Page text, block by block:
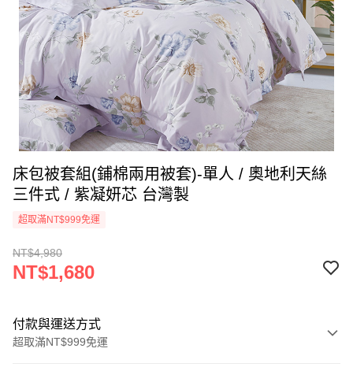
床包被套組(鋪棉兩用被套)-單人 / 奧地利天絲
三件式 / 紫凝妍芯 台灣製
超取滿NT$999免運
NT$4,980
NT$1,680
付款與運送方式
超取滿NT$999免運